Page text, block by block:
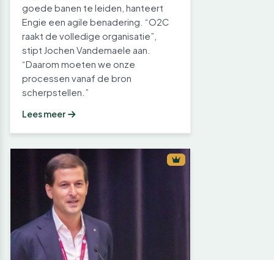
goede banen te leiden, hanteert
Engie een agile benadering. “O2C
raakt de volledige organisatie”,
stipt Jochen Vandemaele aan.
“Daarom moeten we onze
processen vanaf de bron
scherpstellen.”
Lees meer